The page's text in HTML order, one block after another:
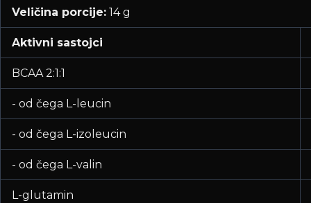
Veličina porcije: 14 g
Aktivni sastojci
BCAA 2:1:1
- od čega L-leucin
- od čega L-izoleucin
- od čega L-valin
L-glutamin